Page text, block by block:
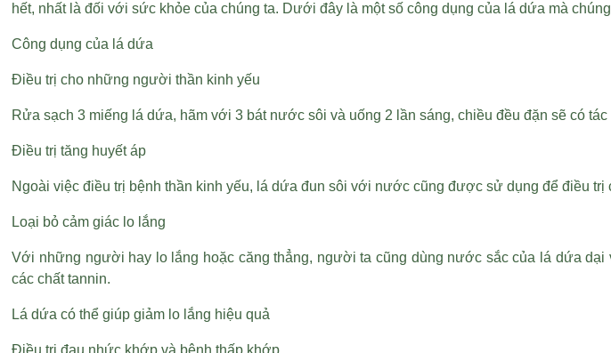
hết, nhất là đối với sức khỏe của chúng ta. Dưới đây là một số công dụng của lá dứa mà
Công dụng của lá dứa
Điều trị cho những người thần kinh yếu
Rửa sạch 3 miếng lá dứa, hãm với 3 bát nước sôi và uống 2 lần sáng, chiều đều đặn sẽ có
Điều trị tăng huyết áp
Ngoài việc điều trị bệnh thần kinh yếu, lá dứa đun sôi với nước cũng được sử dụng để điều
Loại bỏ cảm giác lo lắng
Với những người hay lo lắng hoặc căng thẳng, người ta cũng dùng nước sắc của lá dứa
các chất tannin.
Lá dứa có thể giúp giảm lo lắng hiệu quả